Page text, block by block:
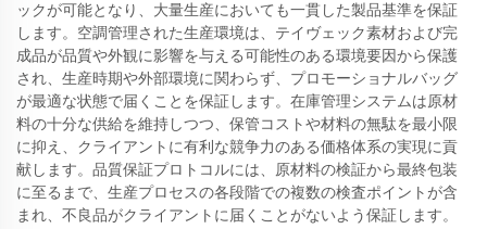
ックが可能となり、大量生産においても一貫した製品基準を保証
します。空調管理された生産環境は、テイヴェック素材および完
成品が品質や外観に影響を与える可能性のある環境要因から保護
され、生産時期や外部環境に関わらず、プロモーショナルバッグ
が最適な状態で届くことを保証します。在庫管理システムは原材
料の十分な供給を維持しつつ、保管コストや材料の無駄を最小限
に抑え、クライアントに有利な競争力のある価格体系の実現に貢
献します。品質保証プロトコルには、原材料の検証から最終包装
に至るまで、生産プロセスの各段階での複数の検査ポイントが含
まれ、不良品がクライアントに届くことがないよう保証します。